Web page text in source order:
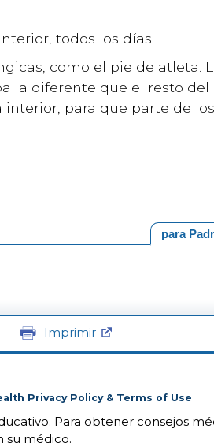
todos los días.
como el pie de atleta.
diferente que el resto del
para que parte de
para
Imprimir
Privacy Policy & Terms of Use
Para obtener consejos
su médico.